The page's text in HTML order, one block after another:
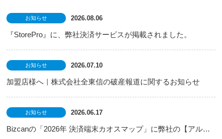
お知らせ 2026.08.06
『StorePro』に、弊社決済サービスが掲載されました。
お知らせ 2026.07.10
加盟店様へ｜株式会社全東信の破産報道に関するお知らせ
お知らせ 2026.06.17
Bizcanの「2026年 決済端末カオスマップ」に弊社の【アルファポータブル】が紹介されました